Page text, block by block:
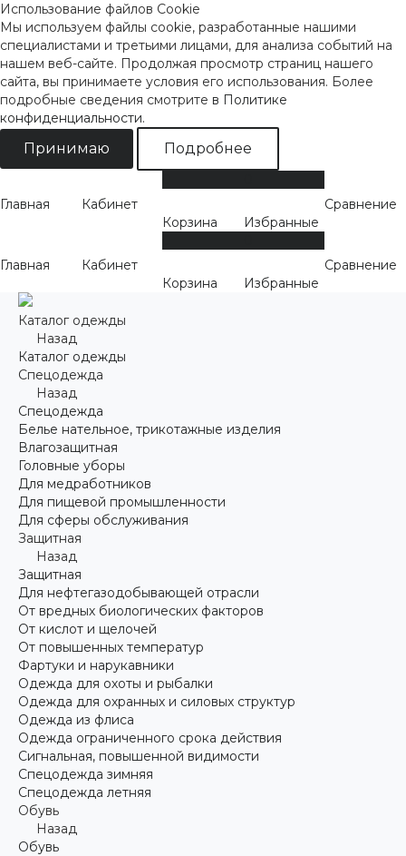
Использование файлов Cookie
Мы используем файлы cookie, разработанные нашими
специалистами и третьими лицами, для анализа событий на
нашем веб-сайте. Продолжая просмотр страниц нашего
сайта, вы принимаете условия его использования. Более
подробные сведения смотрите в Политике
конфиденциальности.
Принимаю Подробнее
Главная Кабинет
Корзина Избранные
Сравнение
Главная Кабинет
Корзина Избранные
Сравнение
Каталог одежды
Назад
Каталог одежды
Спецодежда
Назад
Спецодежда
Белье нательное, трикотажные изделия
Влагозащитная
Головные уборы
Для медработников
Для пищевой промышленности
Для сферы обслуживания
Защитная
Назад
Защитная
Для нефтегазодобывающей отрасли
От вредных биологических факторов
От кислот и щелочей
От повышенных температур
Фартуки и нарукавники
Одежда для охоты и рыбалки
Одежда для охранных и силовых структур
Одежда из флиса
Одежда ограниченного срока действия
Сигнальная, повышенной видимости
Спецодежда зимняя
Спецодежда летняя
Обувь
Назад
Обувь